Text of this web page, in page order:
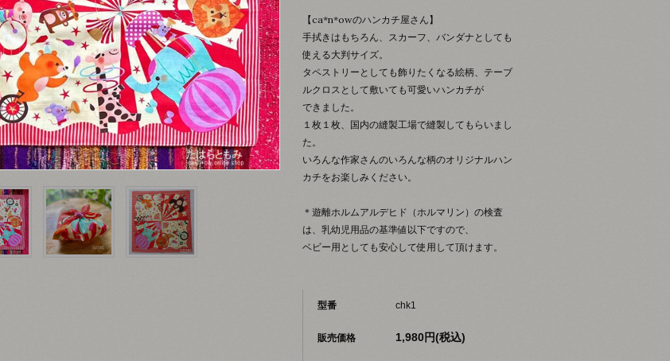
【ca*n*owのハンカチ屋さん】
手拭きはもちろん、スカーフ、バンダナとしても
使える大判サイズ。
タペストリーとしても飾りたくなる絵柄、テーブ
ルクロスとして敷いても可愛いハンカチが
できました。
１枚１枚、国内の縫製工場で縫製してもらいまし
た。
いろんな作家さんのいろんな柄のオリジナルハン
カチをお楽しみください。
＊遊離ホルムアルデヒド（ホルマリン）の検査
は、乳幼児用品の基準値以下ですので、
ベビー用としても安心して使用して頂けます。
型番 chk1
販売価格 1,980円(税込)